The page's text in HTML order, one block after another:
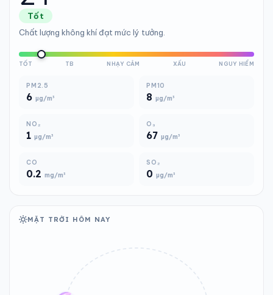
Tốt
Chất lượng không khí đạt mức lý tưởng.
TỐT TB NHẠY CẢM XẤU NGUY HIỂM
PM2.5
6 µg/m³
PM10
8 µg/m³
NO₂
1 µg/m³
O₃
67 µg/m³
CO
0.2 mg/m³
SO₂
0 µg/m³
MẶT TRỜI HÔM NAY